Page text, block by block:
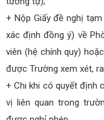
+ Nộp Giấy đề nghị
xác định đồng ý) về
viên (hệ chính quy)
được Trường xem xét,
+ Chi khi có quyết định
vị liên quan trong